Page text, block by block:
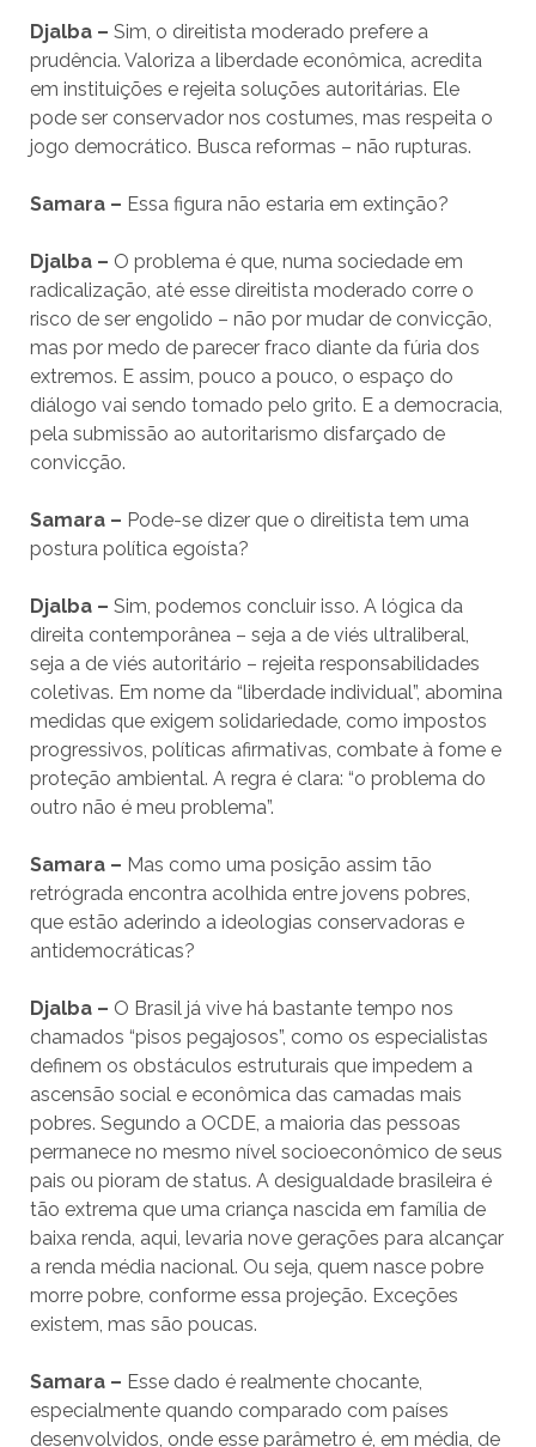
Djalba – Sim, o direitista moderado prefere a
prudência. Valoriza a liberdade econômica, acredita
em instituições e rejeita soluções autoritárias. Ele
pode ser conservador nos costumes, mas respeita o
jogo democrático. Busca reformas – não rupturas.
Samara – Essa figura não estaria em extinção?
Djalba – O problema é que, numa sociedade em
radicalização, até esse direitista moderado corre o
risco de ser engolido – não por mudar de convicção,
mas por medo de parecer fraco diante da fúria dos
extremos. E assim, pouco a pouco, o espaço do
diálogo vai sendo tomado pelo grito. E a democracia,
pela submissão ao autoritarismo disfarçado de
convicção.
Samara – Pode-se dizer que o direitista tem uma
postura política egoísta?
Djalba – Sim, podemos concluir isso. A lógica da
direita contemporânea – seja a de viés ultraliberal,
seja a de viés autoritário – rejeita responsabilidades
coletivas. Em nome da “liberdade individual”, abomina
medidas que exigem solidariedade, como impostos
progressivos, políticas afirmativas, combate à fome e
proteção ambiental. A regra é clara: “o problema do
outro não é meu problema”.
Samara – Mas como uma posição assim tão
retrógrada encontra acolhida entre jovens pobres,
que estão aderindo a ideologias conservadoras e
antidemocráticas?
Djalba – O Brasil já vive há bastante tempo nos
chamados “pisos pegajosos”, como os especialistas
definem os obstáculos estruturais que impedem a
ascensão social e econômica das camadas mais
pobres. Segundo a OCDE, a maioria das pessoas
permanece no mesmo nível socioeconômico de seus
pais ou pioram de status. A desigualdade brasileira é
tão extrema que uma criança nascida em família de
baixa renda, aqui, levaria nove gerações para alcançar
a renda média nacional. Ou seja, quem nasce pobre
morre pobre, conforme essa projeção. Exceções
existem, mas são poucas.
Samara – Esse dado é realmente chocante,
especialmente quando comparado com países
desenvolvidos, onde esse parâmetro é, em média, de